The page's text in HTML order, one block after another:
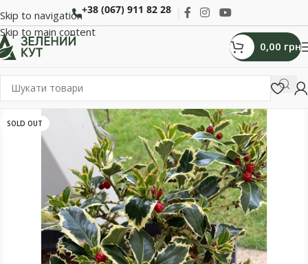
Skip to navigation
Skip to main content
+38 (067) 911 82 28
0,00 грн
SOLD OUT